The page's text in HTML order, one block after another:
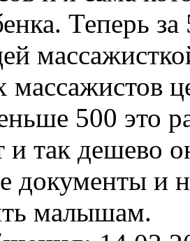
Теперь
массажистов
500 это
так дешево
документы и
малышам.